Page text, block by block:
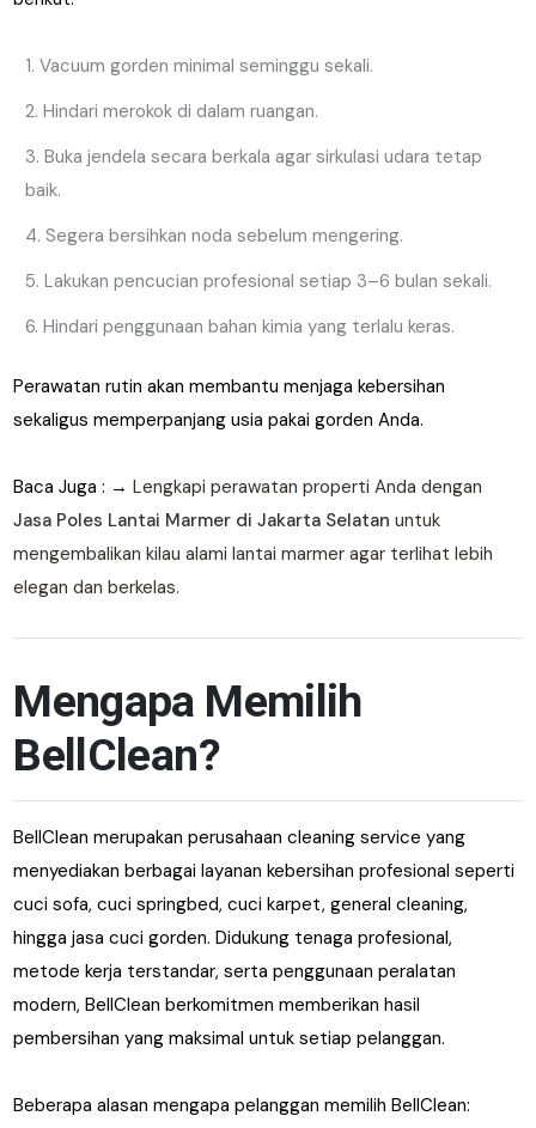
Vacuum gorden minimal seminggu sekali.
Hindari merokok di dalam ruangan.
Buka jendela secara berkala agar sirkulasi udara tetap
baik.
Segera bersihkan noda sebelum mengering.
Lakukan pencucian profesional setiap 3–6 bulan sekali.
Hindari penggunaan bahan kimia yang terlalu keras.
Perawatan rutin akan membantu menjaga kebersihan
sekaligus memperpanjang usia pakai gorden Anda.
Baca Juga : →Lengkapi perawatan properti Anda dengan
Jasa Poles Lantai Marmer di Jakarta Selatan untuk
mengembalikan kilau alami lantai marmer agar terlihat lebih
elegan dan berkelas.
Mengapa Memilih
BellClean?
BellClean merupakan perusahaan cleaning service yang
menyediakan berbagai layanan kebersihan profesional seperti
cuci sofa, cuci springbed, cuci karpet, general cleaning,
hingga jasa cuci gorden. Didukung tenaga profesional,
metode kerja terstandar, serta penggunaan peralatan
modern, BellClean berkomitmen memberikan hasil
pembersihan yang maksimal untuk setiap pelanggan.
Beberapa alasan mengapa pelanggan memilih BellClean: